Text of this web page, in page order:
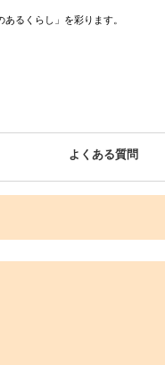
るくらし」を彩ります。
よくある質問